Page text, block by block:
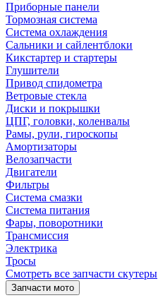
Приборные панели
Тормозная система
Система охлаждения
Сальники и сайлентблоки
Кикстартер и стартеры
Глушители
Привод спидометра
Ветровые стекла
Диски и покрышки
ЦПГ, головки, коленвалы
Рамы, рули, гироскопы
Амортизаторы
Велозапчасти
Двигатели
Фильтры
Система смазки
Система питания
Фары, поворотники
Трансмиссия
Электрика
Тросы
Смотреть все запчасти скутеры
Запчасти мото